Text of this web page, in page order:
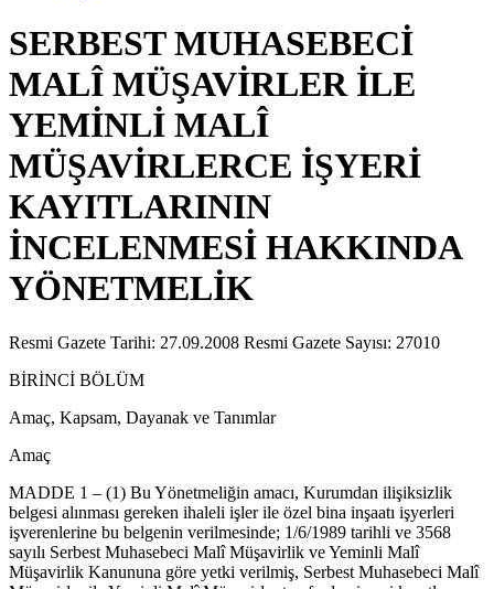
SERBEST MUHASEBECİ
MALÎ MÜŞAVİRLER İLE
YEMİNLİ MALÎ
MÜŞAVİRLERCE İŞYERİ
KAYITLARININ
İNCELENMESİ HAKKINDA
YÖNETMELİK
Resmi Gazete Tarihi: 27.09.2008 Resmi Gazete Sayısı: 27010
BİRİNCİ BÖLÜM
Amaç, Kapsam, Dayanak ve Tanımlar
Amaç
MADDE 1 – (1) Bu Yönetmeliğin amacı, Kurumdan ilişiksizlik
belgesi alınması gereken ihaleli işler ile özel bina inşaatı işyerleri
işverenlerine bu belgenin verilmesinde; 1/6/1989 tarihli ve 3568
sayılı Serbest Muhasebeci Malî Müşavirlik ve Yeminli Malî
Müşavirlik Kanununa göre yetki verilmiş, Serbest Muhasebeci Malî